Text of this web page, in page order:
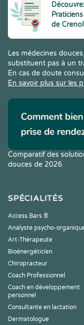
de
Les médecines
substituent pas à un
En cas de doute
En savoir plus sur les
Comparatif des
douces de 2026
SPÉCIALITÉS
Access Bars ®
Analyste psycho-
Art-Thérapeute
Bioénergéticien
Chiropracteur
Coach Professionnel
Coach en développement
personnel
Consultante en lactation
Dermatologue